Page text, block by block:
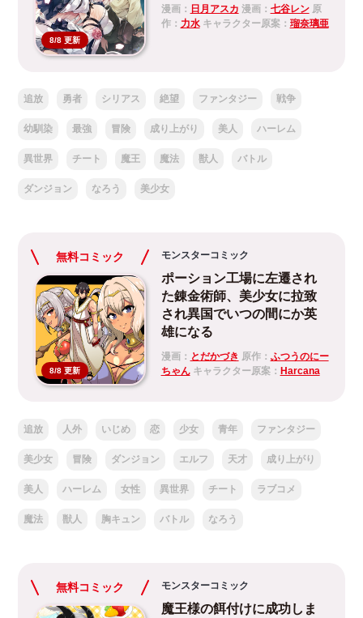
8/8 更新
漫画： 日月アスカ 漫画： 七谷レン原
作： 力水キャラクター原案： 瑠奈璃亜
追放 勇者 シリアス 絶望 ファンタジー 戦争
幼馴染 最強 冒険 成り上がり 美人 ハーレム
異世界 チート 魔王 魔法 獣人 バトル
ダンジョン なろう 美少女
無料コミック
8/8 更新
モンスターコミック
ポーション工場に左遷され
た錬金術師、美少女に拉致
され異国でいつの間にか英
雄になる
漫画： とだかづき 原作： ふつうのにー
ちゃんキャラクター原案： Harcana
追放 人外 いじめ 恋 少女 青年 ファンタジー
美少女 冒険 ダンジョン エルフ 天才 成り上がり
美人 ハーレム 女性 異世界 チート ラブコメ
魔法 獣人 胸キュン バトル なろう
無料コミック モンスターコミック
魔王様の餌付けに成功しま